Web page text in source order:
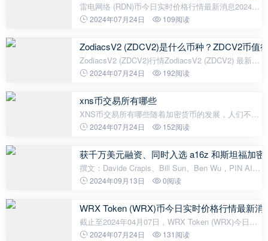
雷电网络 (RDN)币今日实时价格行情最新消息2024年
04月01日今天，我们来看看雷电网络 (RDN)币在2024
络 (RDN)币的价格为0.029125
2024年07月24日 109阅读
ZodiacsV2 (ZDCV2)是什么币种？ZDCV2币值
ZodiacsV2 (ZDCV2)行情ZodiacsV2 (ZDCV2) 最新的
价格是 $0.00002304，24 小时的交易量是$2,100.15.
ZodiacsV2的流通量暂时未知，最大
2024年07月24日 192阅读
xns币交易所有哪些
XNS币交易所有哪些随着加密货币的发展，人们不断
寻求新的交易方式。XNS币是一种新型加密货币，最
易平台的简要介绍：1. BithumbBit
2024年07月24日 152阅读
获千万美元融资、同时入选 a16z 和斯坦福加
撰文：Davide Crapis、Bill Sun、Ben Wu，PIN AI
的联合创始人编译：Scof，ChainCatcher AI 基础设
轮融资，a16z CSX、Hack VC、Blo
2024年09月13日 0阅读
WRX Token (WRX)币今日实时价格行情最新消
截止至2024年04月07日，WRX Token (WRX)今日实
时最新价格是0.2857美元，约等于人民币2.07元。
2024年07月24日 131阅读